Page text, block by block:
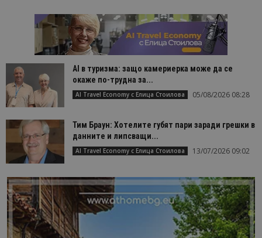
AI в туризма: защо камериерка може да се
окаже по-трудна за...
AI Travel Economy с Елица Стоилова 05/08/2026 08:28
Тим Браун: Хотелите губят пари заради грешки в
данните и липсващи...
AI Travel Economy с Елица Стоилова 13/07/2026 09:02